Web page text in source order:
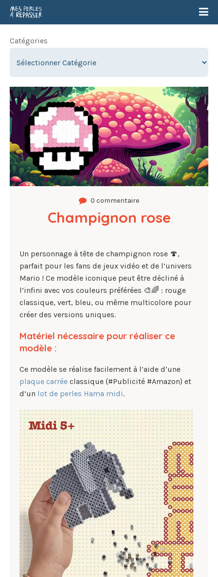
Catégories
0 commentaire
Champignon rose
Un personnage à tête de champignon rose 🍄,
parfait pour les fans de jeux vidéo et de l’univers
Mario ! Ce modèle iconique peut être décliné à
l’infini avec vos couleurs préférées 🎨🌈 : rouge
classique, vert, bleu, ou même multicolore pour
créer des versions uniques.
Matériel nécessaire pour réaliser ce
modèle :
Ce modèle se réalise facilement à l’aide d’une
plaque carrée classique (#Publicité #Amazon) et
d’un lot de perles Hama midi.